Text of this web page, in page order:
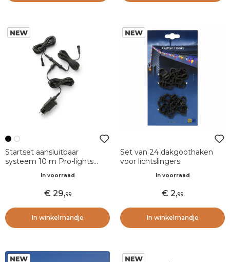
Startset aansluitbaar
systeem 10 m Pro-lights
In voorraad
29,99
In winkelmandje
Set van 24 dakgoothaken
voor lichtslingers
In voorraad
2,99
In winkelmandje